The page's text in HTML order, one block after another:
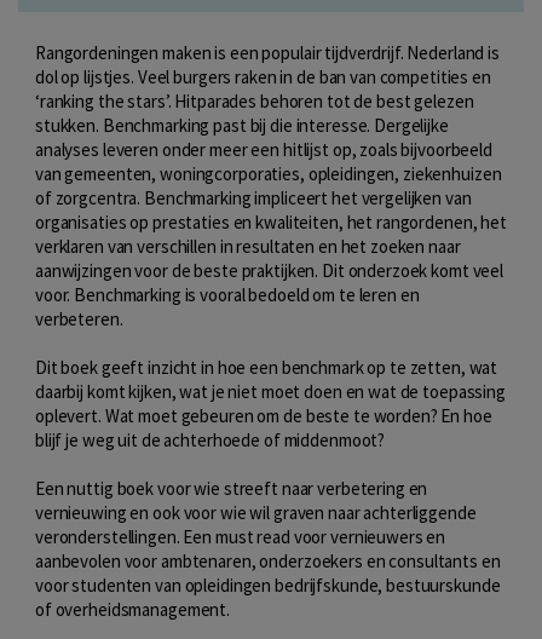
Rangordeningen maken is een populair tijdverdrijf. Nederland is
dol op lijstjes. Veel burgers raken in de ban van competities en
‘ranking the stars’. Hitparades behoren tot de best gelezen
stukken. Benchmarking past bij die interesse. Dergelijke
analyses leveren onder meer een hitlijst op, zoals bijvoorbeeld
van gemeenten, woningcorporaties, opleidingen, ziekenhuizen
of zorgcentra. Benchmarking impliceert het vergelijken van
organisaties op prestaties en kwaliteiten, het rangordenen, het
verklaren van verschillen in resultaten en het zoeken naar
aanwijzingen voor de beste praktijken. Dit onderzoek komt veel
voor. Benchmarking is vooral bedoeld om te leren en
verbeteren.
Dit boek geeft inzicht in hoe een benchmark op te zetten, wat
daarbij komt kijken, wat je niet moet doen en wat de toepassing
oplevert. Wat moet gebeuren om de beste te worden? En hoe
blijf je weg uit de achterhoede of middenmoot?
Een nuttig boek voor wie streeft naar verbetering en
vernieuwing en ook voor wie wil graven naar achterliggende
veronderstellingen. Een must read voor vernieuwers en
aanbevolen voor ambtenaren, onderzoekers en consultants en
voor studenten van opleidingen bedrijfskunde, bestuurskunde
of overheidsmanagement.